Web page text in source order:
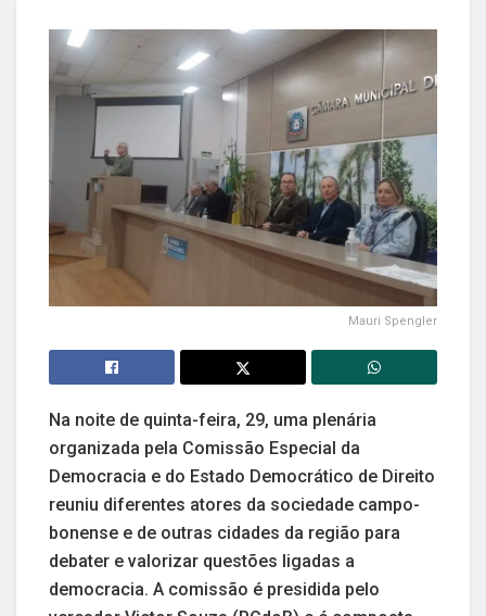
Mauri Spengler
Na noite de quinta-feira, 29, uma plenária
organizada pela Comissão Especial da
Democracia e do Estado Democrático de Direito
reuniu diferentes atores da sociedade campo-
bonense e de outras cidades da região para
debater e valorizar questões ligadas a
democracia. A comissão é presidida pelo